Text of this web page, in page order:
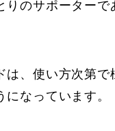
りのサポーターで
は、使い方次第で
なっています。